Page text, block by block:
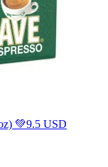
💚9.5 USD